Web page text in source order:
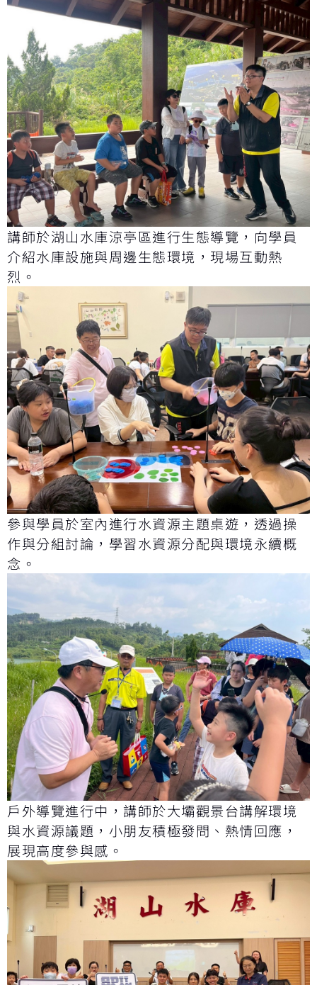
講師於湖山水庫涼亭區進行生態導覽，向學員
介紹水庫設施與周邊生態環境，現場互動熱
烈。
參與學員於室內進行水資源主題桌遊，透過操
作與分組討論，學習水資源分配與環境永續概
念。
戶外導覽進行中，講師於大壩觀景台講解環境
與水資源議題，小朋友積極發問、熱情回應，
展現高度參與感。